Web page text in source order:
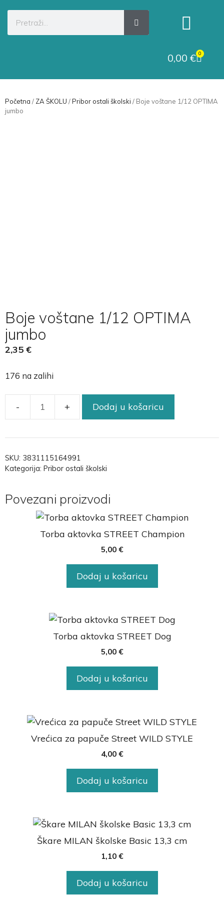
0,00 € 0
Početna / ZA ŠKOLU /Pribor ostali školski / Boje voštane 1/12 OPTIMA
jumbo
Boje voštane 1/12 OPTIMA
jumbo
2,35 €
176 na zalihi
Dodaj u košaricu
SKU: 3831115164991
Kategorija: Pribor ostali školski
Povezani proizvodi
Torba aktovka STREET Champion
5,00 €
Dodaj u košaricu
Torba aktovka STREET Dog
5,00 €
Dodaj u košaricu
Vrećica za papuče Street WILD STYLE
4,00 €
Dodaj u košaricu
Škare MILAN školske Basic 13,3 cm
1,10 €
Dodaj u košaricu